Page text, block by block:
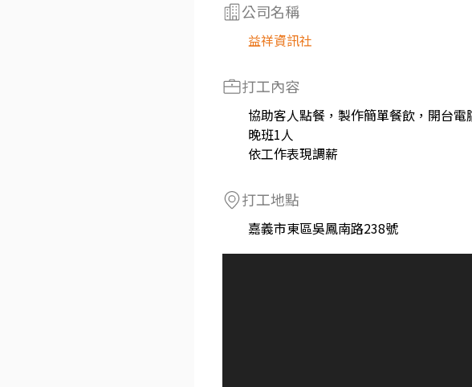
公司名稱
益祥資訊社
打工內容
協助客人點餐，製作簡單餐飲，開台
晚班1人
依工作表現調薪
打工地點
嘉義市東區吳鳳南路238號